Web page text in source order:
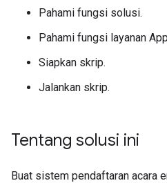
Pahami fungsi solusi.
Pahami fungsi layanan
Siapkan skrip.
Jalankan skrip.
Tentang solusi ini
Buat sistem pendaftaran acara